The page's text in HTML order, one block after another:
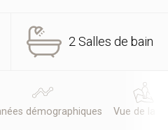
2 Salles de bain
démographiques Vue de la